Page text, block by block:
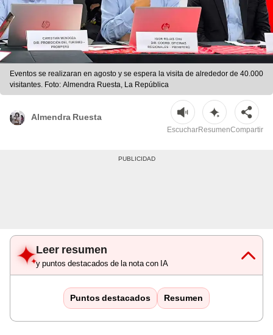
Eventos se realizaran en agosto y se espera la visita de alrededor de 40.000
visitantes. Foto: Almendra Ruesta, La República
Almendra Ruesta
EscucharResumenCompartir
Leer resumen
y puntos destacados de la nota con IA
Puntos destacados Resumen